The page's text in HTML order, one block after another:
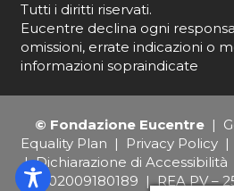
Tutti i diritti riservati.
Eucentre declina ogni
omissioni, errate indicazioni o
informazioni sopraindicate
© Fondazione Eucentre|
Equality Plan | Privacy Policy |
|Dichiarazione di Accessibilità
IT02009180189 | REA PV –